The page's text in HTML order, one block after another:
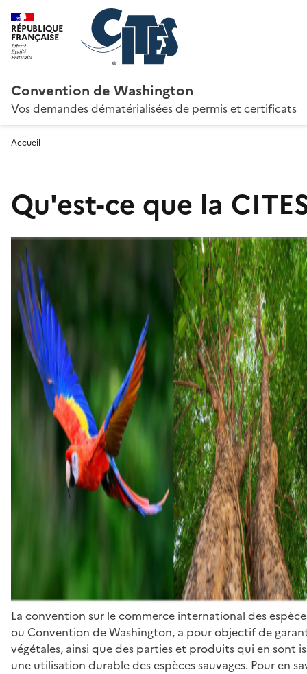
RÉPUBLIQUE
FRANÇAISE
Convention de Washington
Vos demandes dématérialisées de permis et certificats
Accueil
Qu'est-ce que la
La convention sur le commerce international des
ou Convention de Washington, a pour objectif de
végétales, ainsi que des parties et produits qui en sont
une utilisation durable des espèces sauvages. Pour en